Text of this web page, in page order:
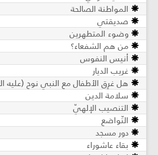
المواطنة الصالحة
صديقتي
وضوء المتطهرين
من هم الشفعاء؟
أنيس النفوس
غريب الديار
هل غرِق الأطفال مع النبي نوح (عليه
سلامة الدين
التنصيب الإلهيّ
التّواضع
دور مسجد
بقاء عاشوراء